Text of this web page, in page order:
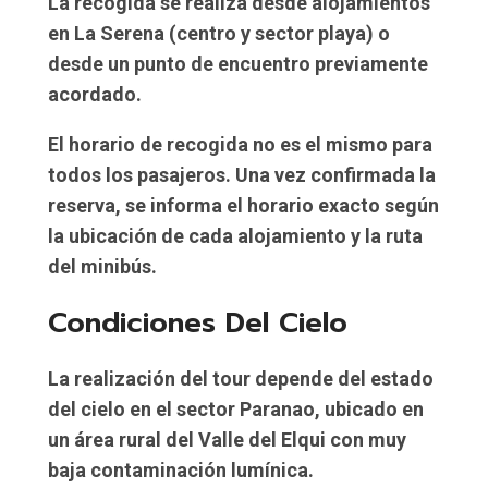
en La Serena (centro y sector playa) o
desde un punto de encuentro previamente
acordado.
El horario de recogida no es el mismo para
todos los pasajeros. Una vez confirmada la
reserva, se informa el horario exacto según
la ubicación de cada alojamiento y la ruta
del minibús.
Condiciones Del Cielo
La realización del tour depende del estado
del cielo en el sector Paranao, ubicado en
un área rural del Valle del Elqui con muy
baja contaminación lumínica.